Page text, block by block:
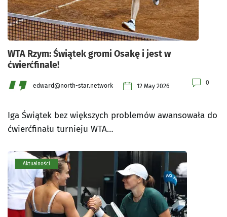
WTA Rzym: Świątek gromi Osakę i jest w
ćwierćfinale!
edward@north-star.network 12 May 2026 0
Iga Świątek bez większych problemów awansowała do
ćwierćfinału turnieju WTA…
Aktualności